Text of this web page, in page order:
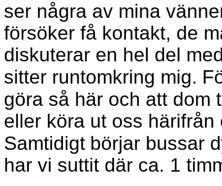
ser några av mina
försöker få kontakt, de
diskuterar en hel del
sitter runtomkring mig.
göra så här och att dom
eller köra ut oss
Samtidigt börjar bussar
har vi suttit där ca. 1